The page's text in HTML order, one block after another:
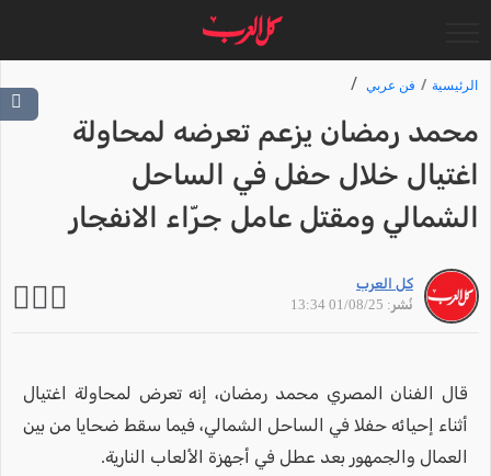
الرئيسية فن عربي
محمد رمضان يزعم تعرضه لمحاولة
اغتيال خلال حفل في الساحل
الشمالي ومقتل عامل جرّاء الانفجار
كل العرب
نُشر: 01/08/25 13:34
قال الفنان المصري محمد رمضان، إنه تعرض لمحاولة اغتيال
أثناء إحيائه حفلا في الساحل الشمالي، فيما سقط ضحايا من بين
العمال والجمهور بعد عطل في أجهزة الألعاب النارية.